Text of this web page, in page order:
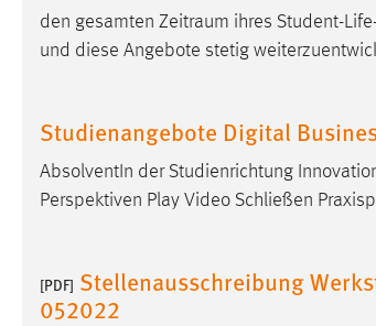
den gesamten Zeitraum ihres Student-
und diese Angebote stetig
Studienangebote Digital
AbsolventIn der Studienrichtung
Perspektiven Play Video Schließen
[PDF] Stellenausschreibung
052022